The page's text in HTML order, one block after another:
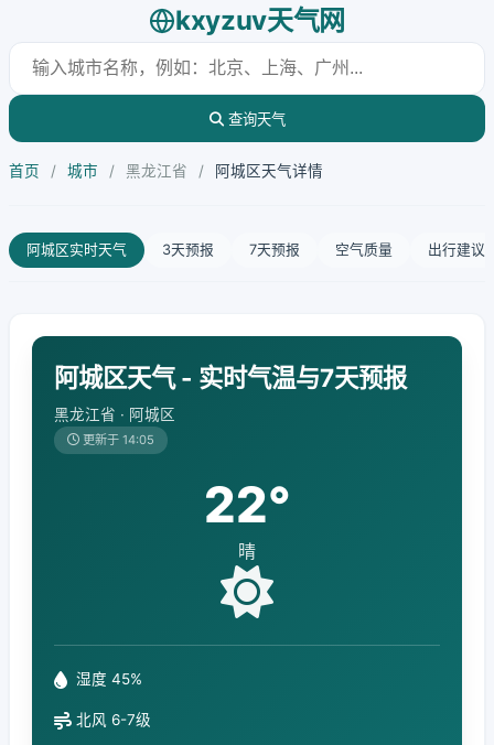
kxyzuv天气网
查询天气
首页 / 城市 / 黑龙江省 / 阿城区天气详情
阿城区实时天气 3天预报 7天预报 空气质量 出行建议
阿城区天气 - 实时气温与7天预报
黑龙江省 · 阿城区
更新于 14:05
22°
晴
湿度 45%
北风 6-7级